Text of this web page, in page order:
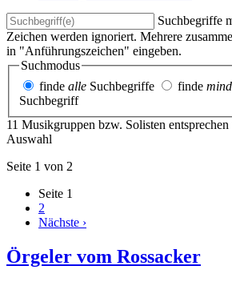
Suchbegriffe
Zeichen werden ignoriert. Mehrere
in "Anführungszeichen" eingeben.
Suchmodus
finde alle Suchbegriffe finde
Suchbegriff
11 Musikgruppen bzw. Solisten
Auswahl
Seite 1 von 2
Seite 1
2
Nächste ›
Örgeler vom Rossacker